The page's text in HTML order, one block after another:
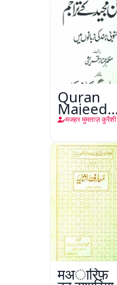
Quran
Majeed
Keमजहर मुमताज़ कुरैशी
मअारिफ़